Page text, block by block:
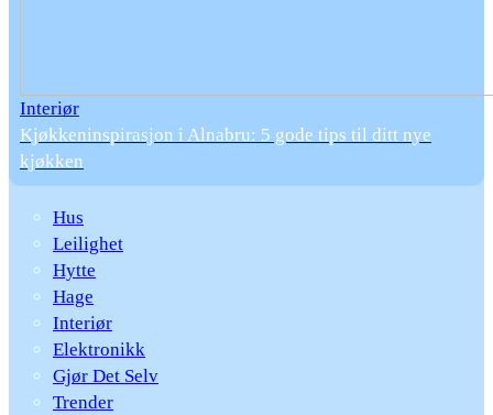
Interiør
Kjøkkeninspirasjon i Alnabru: 5 gode tips til ditt nye
kjøkken
Hus
Leilighet
Hytte
Hage
Interiør
Elektronikk
Gjør Det Selv
Trender